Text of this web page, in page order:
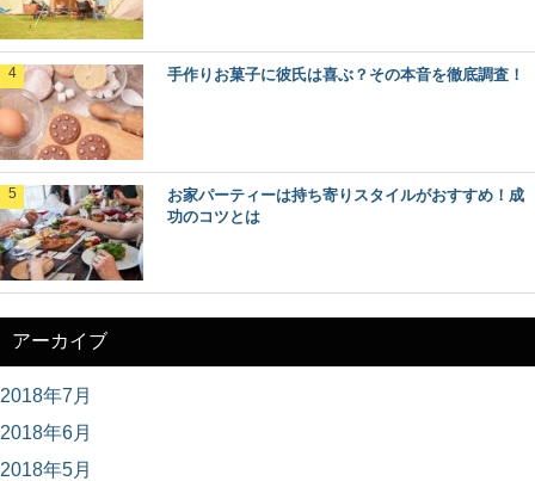
手作りお菓子に彼氏は喜ぶ？その本音を徹底調査！
お家パーティーは持ち寄りスタイルがおすすめ！成
功のコツとは
アーカイブ
2018年7月
2018年6月
2018年5月